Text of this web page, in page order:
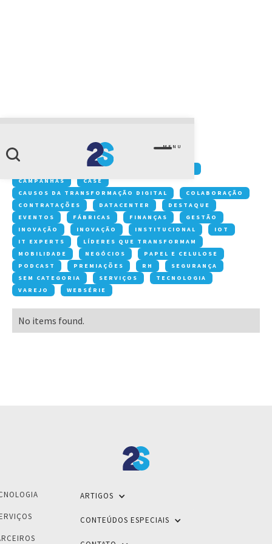
MENU
varejo
ACONTECE NA 2S
CAMPANHAS
CASE
CAUSOS DA TRANSFORMAÇÃO DIGITAL
COLABORAÇÃO
CONTRATAÇÕES
DATACENTER
DESTAQUE
EVENTOS
FÁBRICAS FINANÇAS
GESTÃO
INOVAÇÃO
INOVAÇÃO INSTITUCIONAL
IOT
IT EXPERTS
LÍDERES QUE TRANSFORMAM
MOBILIDADE
NEGÓCIOS
PAPEL E CELULOSE
PODCAST
PREMIAÇÕES RH
SEGURANÇA
SEM CATEGORIA
SERVIÇOS
TECNOLOGIA
VAREJO
WEBSÉRIE
No items found.
ARTIGOS
CONTEÚDOS ESPECIAIS